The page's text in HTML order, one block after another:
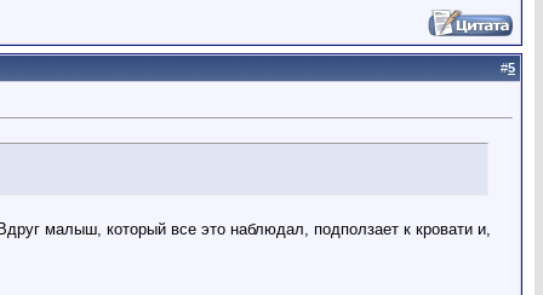
#5
малыш, который все это наблюдал, подползает к кровати и,